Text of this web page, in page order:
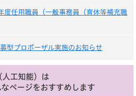
任用職員（一般事務員（育休等補充職
型プロポーザル実施のお知らせ
人工知能）は
なページをおすすめします